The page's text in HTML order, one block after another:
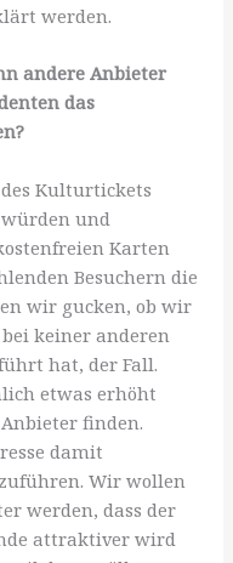
werden.
andere Anbieter
das
Kulturtickets
und
Karten
Besuchern die
wir gucken, ob wir
bei keiner anderen
hat, der Fall.
etwas erhöht
finden.
damit
Wir wollen
werden, dass der
attraktiver wird